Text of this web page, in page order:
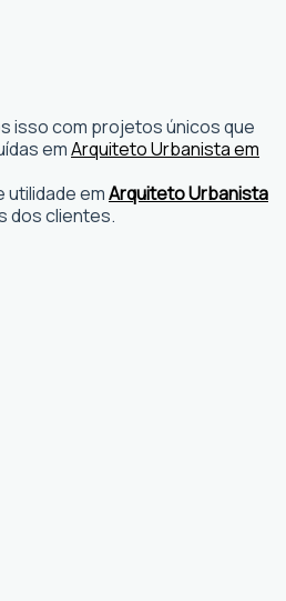
isso com projetos únicos que
emArquiteto Urbanista em
utilidade emArquiteto Urbanista
dos clientes.